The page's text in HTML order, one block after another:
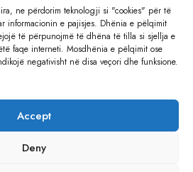
ne përdorim teknologji si "cookies" për të
informacionin e pajisjes. Dhënia e pëlqimit
të përpunojmë të dhëna të tilla si sjellja e
faqe interneti. Mosdhënia e pëlqimit ose
negativisht në disa veçori dhe funksione.
Accept
Deny
Orari i punës:
– E Premte
– 16:30
e Gjilanit, KM 4
Hajvali, Kosovë